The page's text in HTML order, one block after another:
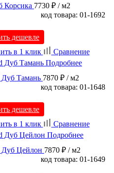
Корсика 7730 ₽ / м2
код товара: 01-1692
дешевле
в 1 клик
Сравнение
Подробнее
Дуб Тамань 7870 ₽ / м2
код товара: 01-1648
дешевле
в 1 клик
Сравнение
Подробнее
Дуб Цейлон 7870 ₽ / м2
код товара: 01-1649